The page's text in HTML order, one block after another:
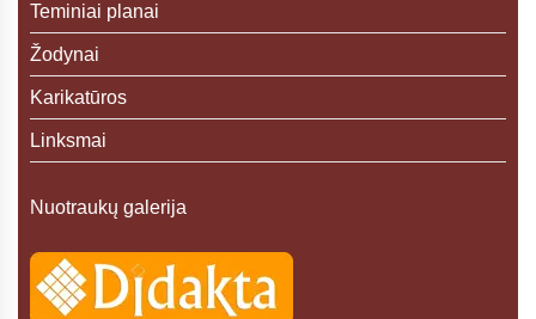
Teminiai planai
Žodynai
Karikatūros
Linksmai
Nuotraukų galerija